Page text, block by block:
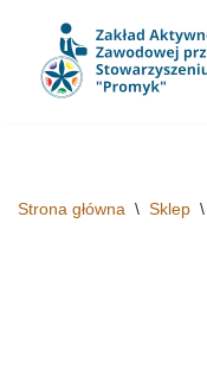
Przejdź
Strona główna \ Sklep \